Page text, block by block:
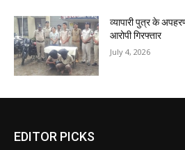
व्यापारी पुत्र के
आरोपी गिरफ्तार
July 4, 2026
EDITOR PICKS